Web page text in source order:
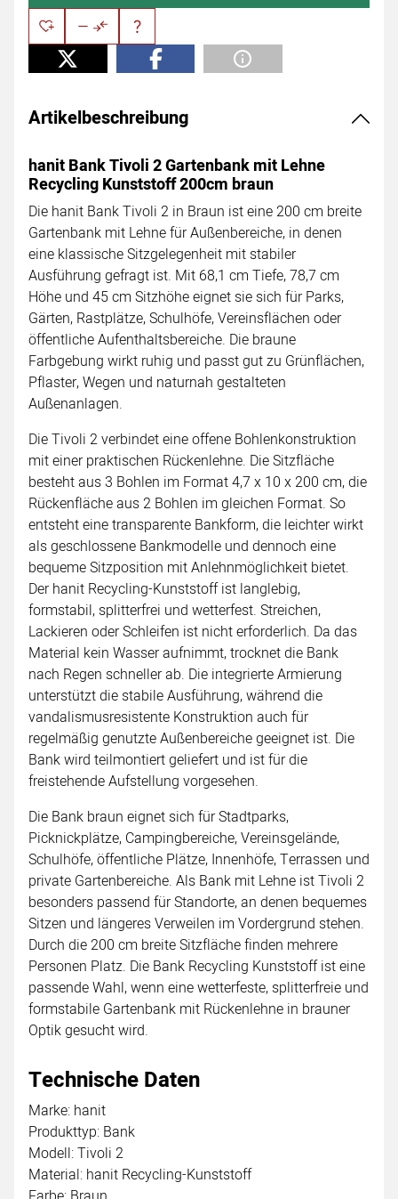
Artikelbeschreibung
hanit Bank Tivoli 2 Gartenbank mit Lehne
Recycling Kunststoff 200cm braun
Die hanit Bank Tivoli 2 in Braun ist eine 200 cm breite
Gartenbank mit Lehne für Außenbereiche, in denen
eine klassische Sitzgelegenheit mit stabiler
Ausführung gefragt ist. Mit 68,1 cm Tiefe, 78,7 cm
Höhe und 45 cm Sitzhöhe eignet sie sich für Parks,
Gärten, Rastplätze, Schulhöfe, Vereinsflächen oder
öffentliche Aufenthaltsbereiche. Die braune
Farbgebung wirkt ruhig und passt gut zu Grünflächen,
Pflaster, Wegen und naturnah gestalteten
Außenanlagen.
Die Tivoli 2 verbindet eine offene Bohlenkonstruktion
mit einer praktischen Rückenlehne. Die Sitzfläche
besteht aus 3 Bohlen im Format 4,7 x 10 x 200 cm, die
Rückenfläche aus 2 Bohlen im gleichen Format. So
entsteht eine transparente Bankform, die leichter wirkt
als geschlossene Bankmodelle und dennoch eine
bequeme Sitzposition mit Anlehnmöglichkeit bietet.
Der hanit Recycling-Kunststoff ist langlebig,
formstabil, splitterfrei und wetterfest. Streichen,
Lackieren oder Schleifen ist nicht erforderlich. Da das
Material kein Wasser aufnimmt, trocknet die Bank
nach Regen schneller ab. Die integrierte Armierung
unterstützt die stabile Ausführung, während die
vandalismusresistente Konstruktion auch für
regelmäßig genutzte Außenbereiche geeignet ist. Die
Bank wird teilmontiert geliefert und ist für die
freistehende Aufstellung vorgesehen.
Die Bank braun eignet sich für Stadtparks,
Picknickplätze, Campingbereiche, Vereinsgelände,
Schulhöfe, öffentliche Plätze, Innenhöfe, Terrassen und
private Gartenbereiche. Als Bank mit Lehne ist Tivoli 2
besonders passend für Standorte, an denen bequemes
Sitzen und längeres Verweilen im Vordergrund stehen.
Durch die 200 cm breite Sitzfläche finden mehrere
Personen Platz. Die Bank Recycling Kunststoff ist eine
passende Wahl, wenn eine wetterfeste, splitterfreie und
formstabile Gartenbank mit Rückenlehne in brauner
Optik gesucht wird.
Technische Daten
Marke: hanit
Produkttyp: Bank
Modell: Tivoli 2
Material: hanit Recycling-Kunststoff